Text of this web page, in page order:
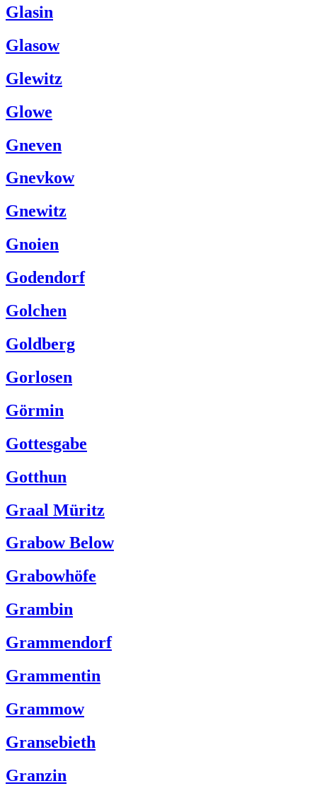
Glasin
Glasow
Glewitz
Glowe
Gneven
Gnevkow
Gnewitz
Gnoien
Godendorf
Golchen
Goldberg
Gorlosen
Görmin
Gottesgabe
Gotthun
Graal Müritz
Grabow Below
Grabowhöfe
Grambin
Grammendorf
Grammentin
Grammow
Gransebieth
Granzin